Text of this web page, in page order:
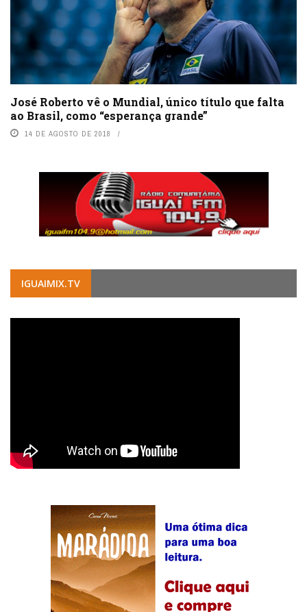
José Roberto vê o Mundial, único título que falta
ao Brasil, como “esperança grande”
14 DE AGOSTO DE 2018
IGUAIMIX.TV